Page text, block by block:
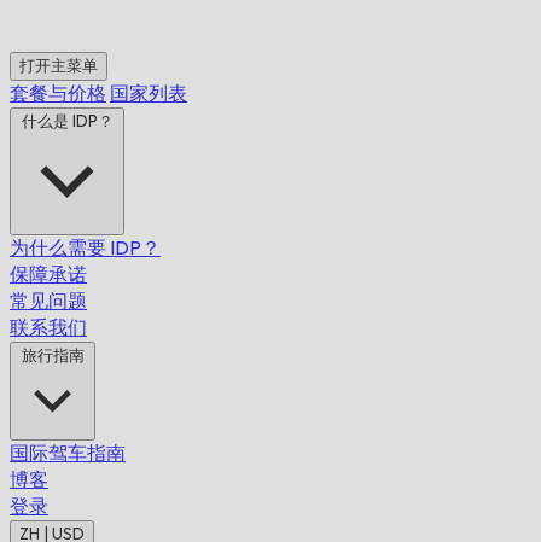
打开主菜单
套餐与价格 国家列表
什么是 IDP？
为什么需要 IDP？
保障承诺
常见问题
联系我们
旅行指南
国际驾车指南
博客
登录
ZH | USD